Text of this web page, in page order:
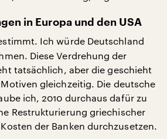
in Europa und den USA
Ich würde Deutschland
Diese Verdrehung der
tatsächlich, aber die geschieht
gleichzeitig. Die deutsche
ich, 2010 durchaus dafür zu
Restrukturierung griechischer
der Banken durchzusetzen.